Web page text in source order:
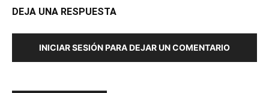
DEJA UNA RESPUESTA
INICIAR SESIÓN PARA DEJAR UN COMENTARIO